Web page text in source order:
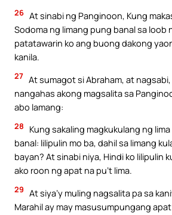
26 At sinabi ng Panginoon, Kung
Sodoma ng limang pung banal sa loob
patatawarin ko ang buong dakong
kanila.
27 At sumagot si Abraham, at
nangahas akong magsalita sa
abo lamang:
28
Kung sakaling magkukulang ng
banal: lilipulin mo ba, dahil sa limang
bayan? At sinabi niya, Hindi ko lilipulin
ako roon ng apat na pu’t lima.
29 At siya’y muling nagsalita pa sa
Marahil ay may masusumpungang